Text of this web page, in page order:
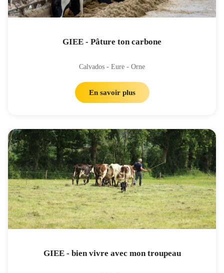
GIEE - Pâture ton carbone
Calvados - Eure - Orne
En savoir plus
GIEE - bien vivre avec mon troupeau